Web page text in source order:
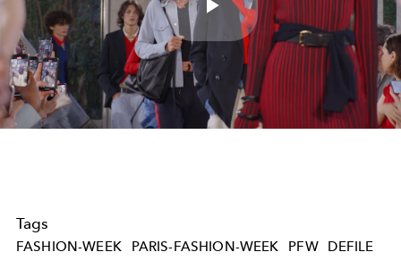
Play
Video
Tags
FASHION-WEEK PARIS-FASHION-WEEK PFW
DEFILE